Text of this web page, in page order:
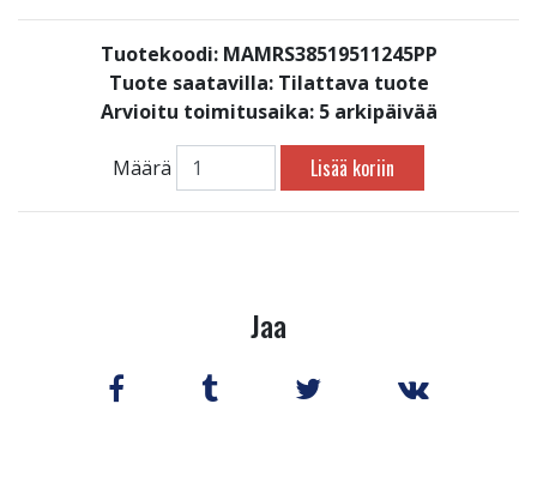
Tuotekoodi: MAMRS38519511245PP
Tuote saatavilla: Tilattava tuote
Arvioitu toimitusaika: 5 arkipäivää
Määrä Lisää koriin
Jaa